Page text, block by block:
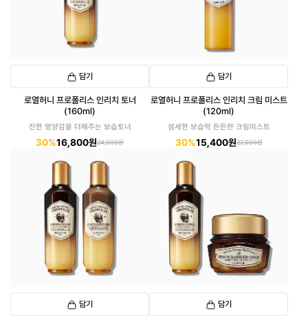
담기
로열허니 프로폴리스 인리치 토너
(160ml)
진한 영양감을 더해주는 보습토너
30%16,800원24,000원
담기
로열허니 프로폴리스 인리치 크림 미스트
(120ml)
섬세한 보습막 든든한 크림미스트
30%15,400원22,000원
담기 담기